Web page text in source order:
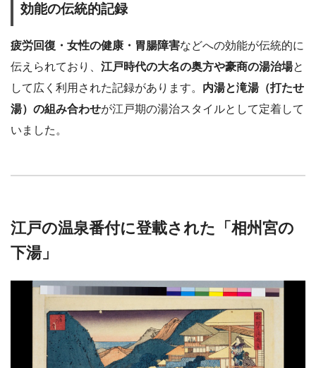
効能の伝統的記録
疲労回復・女性の健康・胃腸障害などへの効能が伝統的に
伝えられており、 江戸時代の大名の奥方や豪商の湯治場と
して広く利用された記録があります。 内湯と滝湯（打たせ
湯）の組み合わせが江戸期の湯治スタイルとして定着して
いました。
江戸の温泉番付に登載された「相州宮の
下湯」